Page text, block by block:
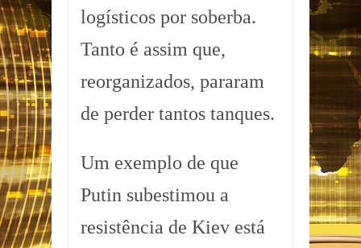
logísticos por soberba.
Tanto é assim que,
reorganizados, pararam
de perder tantos tanques.
Um exemplo de que
Putin subestimou a
resistência de Kiev está